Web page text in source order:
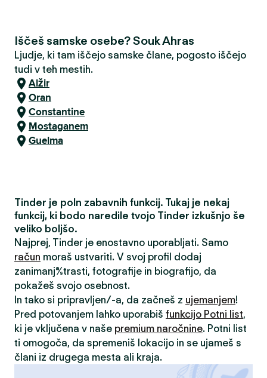
Iščeš samske osebe? Souk Ahras
Ljudje, ki tam iščejo samske člane, pogosto iščejo
tudi v teh mestih.
Alžir
Oran
Constantine
Mostaganem
Guelma
Tinder je poln zabavnih funkcij. Tukaj je nekaj
funkcij, ki bodo naredile tvojo Tinder izkušnjo še
veliko boljšo.
Najprej, Tinder je enostavno uporabljati. Samo
račun moraš ustvariti. V svoj profil dodaj
zanimanja/strasti, fotografije in biografijo, da
pokažeš svojo osebnost.
In tako si pripravljen/-a, da začneš z ujemanjem!
Pred potovanjem lahko uporabiš funkcijo Potni list,
ki je vključena v naše premium naročnine. Potni list
ti omogoča, da spremeniš lokacijo in se ujameš s
člani iz drugega mesta ali kraja.